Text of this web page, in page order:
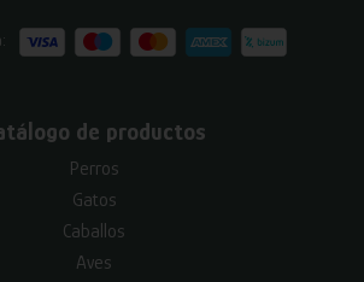
de productos
Perros
Gatos
Caballos
Aves